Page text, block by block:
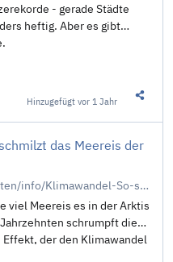
- gerade Städte
heftig. Aber es gibt
Hinzugefügtvor 1 Jahr
das Meereis der
https://www.ndr.de/nachrichten/info/Klimawandel-So-schnell-schmilzt-das-Meereis-der-Arktis,meereis100.html
viel Meereis es in der Arktis
schrumpft die
der den Klimawandel